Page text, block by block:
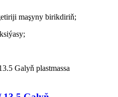
maşyny birikdiriň;